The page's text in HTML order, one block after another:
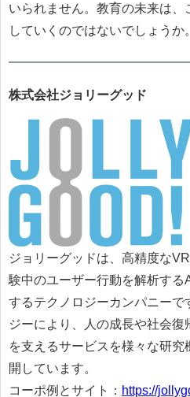
いられません。教育の未来は、
していくのではないでしょうか。
株式会社ジョリーグッド
ジョリーグッドは、高精度な
験中のユーザー行動を解析する
するテクノロジーカンパニーで
ジーにより、人の成長や社会
を支えるサービスを様々な研
開しています。
コーポ例とサイト： https://